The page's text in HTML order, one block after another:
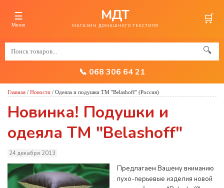
☰
Меню
МДТ
МАГАЗИН ДОМАШНЕГО ТЕКСТИЛЯ 🛒
🔍
📞 068 306 64 21
Главная / Новости / Одеяла и подушки ТМ "Belashoff" (Россия)
Новинка! Подушки и
одеяла ТМ "Belashoff"
24 декабря 2013
Предлагаем Вашему вниманию
пухо-перьевые изделия новой